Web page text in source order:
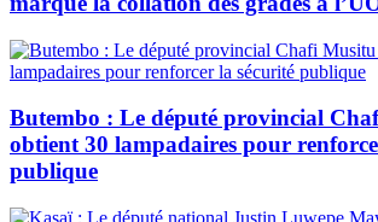
Butembo : Le député provincial
obtient 30 lampadaires pour
publique